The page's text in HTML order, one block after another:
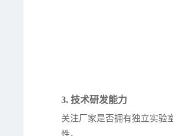
3. 技术研发能力
关注厂家是否拥有独立实验